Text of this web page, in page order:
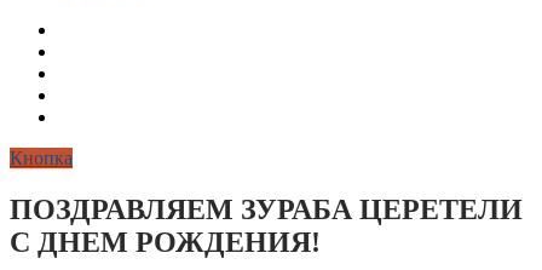
Кнопка
ПОЗДРАВЛЯЕМ ЗУРАБА ЦЕРЕТЕЛИ
С ДНЕМ РОЖДЕНИЯ!